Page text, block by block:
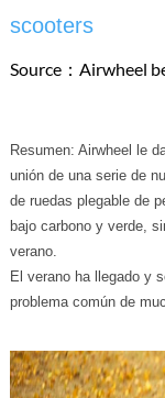
scooters
Source：Airwheel
Resumen: Airwheel le
unión de una serie de
de ruedas plegable de
bajo carbono y verde,
verano.
El verano ha llegado y
problema común de